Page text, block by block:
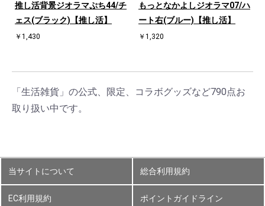
推し活背景ジオラマぷち44/チ
ェス(ブラック)【推し活】
￥1,430
もっとなかよしジオラマ07/ハ
ート右(ブルー)【推し活】
￥1,320
「生活雑貨」の公式、限定、コラボグッズなど790点お
取り扱い中です。
当サイトについて 総合利用規約
EC利用規約 ポイントガイドライン